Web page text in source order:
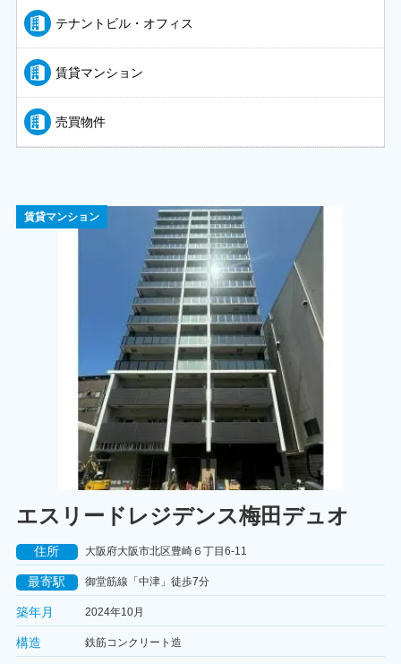
賃貸マンション
エスリードレジデンス梅田デュオ
住所 大阪府大阪市北区豊崎６丁目6-11
最寄駅 御堂筋線「中津」徒歩7分
築年月 2024年10月
構造 鉄筋コンクリート造
テナントビル・オフィス
賃貸マンション
売買物件